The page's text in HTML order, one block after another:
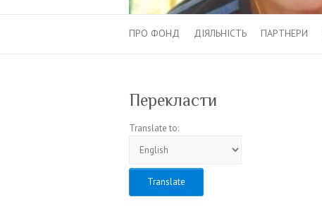
ПРО ФОНД ДІЯЛЬНІСТЬ ПАРТНЕРИ
Перекласти
Translate to: